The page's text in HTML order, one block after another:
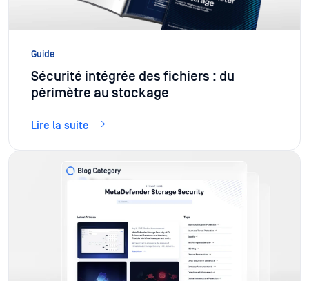
Guide
Sécurité intégrée des fichiers : du
périmètre au stockage
Lire la suite